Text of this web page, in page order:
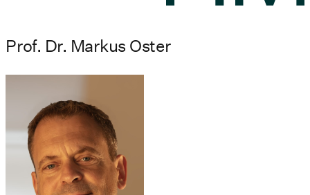
Prof. Dr. Markus Oster